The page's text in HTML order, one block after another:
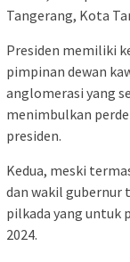
Tangerang, Kota
Presiden memiliki
pimpinan dewan
anglomerasi yang
menimbulkan
presiden.
Kedua, meski
dan wakil gubernur
pilkada yang untuk
2024.